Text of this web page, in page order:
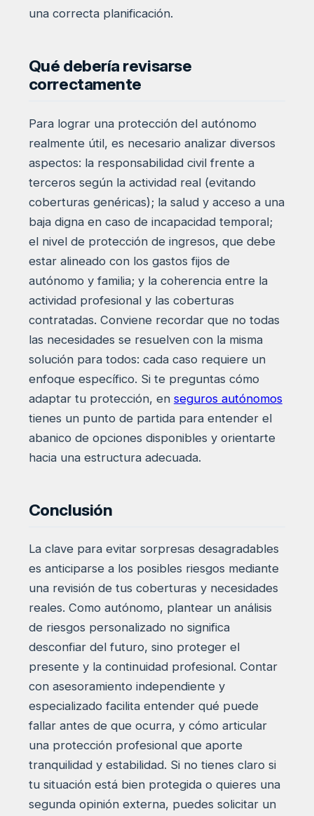
una correcta planificación.
Qué debería revisarse
correctamente
Para lograr una protección del autónomo
realmente útil, es necesario analizar diversos
aspectos: la responsabilidad civil frente a
terceros según la actividad real (evitando
coberturas genéricas); la salud y acceso a una
baja digna en caso de incapacidad temporal;
el nivel de protección de ingresos, que debe
estar alineado con los gastos fijos de
autónomo y familia; y la coherencia entre la
actividad profesional y las coberturas
contratadas. Conviene recordar que no todas
las necesidades se resuelven con la misma
solución para todos: cada caso requiere un
enfoque específico. Si te preguntas cómo
adaptar tu protección, en seguros autónomos
tienes un punto de partida para entender el
abanico de opciones disponibles y orientarte
hacia una estructura adecuada.
Conclusión
La clave para evitar sorpresas desagradables
es anticiparse a los posibles riesgos mediante
una revisión de tus coberturas y necesidades
reales. Como autónomo, plantear un análisis
de riesgos personalizado no significa
desconfiar del futuro, sino proteger el
presente y la continuidad profesional. Contar
con asesoramiento independiente y
especializado facilita entender qué puede
fallar antes de que ocurra, y cómo articular
una protección profesional que aporte
tranquilidad y estabilidad. Si no tienes claro si
tu situación está bien protegida o quieres una
segunda opinión externa, puedes solicitar un